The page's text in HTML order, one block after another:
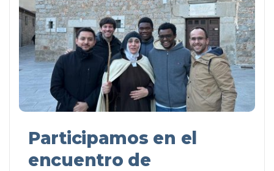
Participamos en el
encuentro de